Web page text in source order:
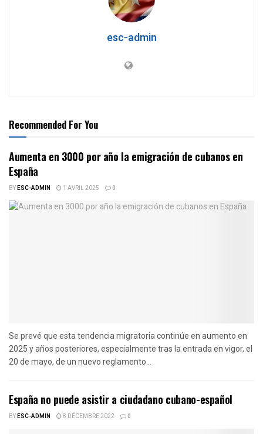
esc-admin
Recommended For You
Aumenta en 3000 por año la emigración de cubanos en
España
BYESC-ADMIN 1 AVRIL 2025 0
Se prevé que esta tendencia migratoria continúe en aumento en
2025 y años posteriores, especialmente tras la entrada en vigor, el
20 de mayo, de un nuevo reglamento...
España no puede asistir a ciudadano cubano-español
BYESC-ADMIN 8 DÉCEMBRE 2022 0